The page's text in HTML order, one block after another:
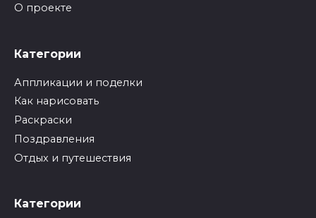
О проекте
Категории
Аппликации и поделки
Как нарисовать
Раскраски
Поздравления
Отдых и путешествия
Категории